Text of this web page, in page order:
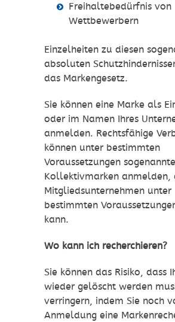
Freihaltebedürfnis von
Wettbewerbern
Einzelheiten zu diesen
absoluten
das Markengesetz.
Sie können eine Marke als
oder im Namen Ihres
anmelden. Rechtsfähige
können unter bestimmten
Voraussetzungen sogenannte
Kollektivmarken anmelden,
Mitgliedsunternehmen unter
bestimmten
kann.
Wo kann ich recherchieren?
Sie können das Risiko, dass
wieder gelöscht werden
verringern, indem Sie noch
Anmeldung eine